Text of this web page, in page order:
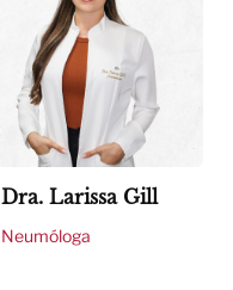
Dra. Larissa Gill
Neumóloga